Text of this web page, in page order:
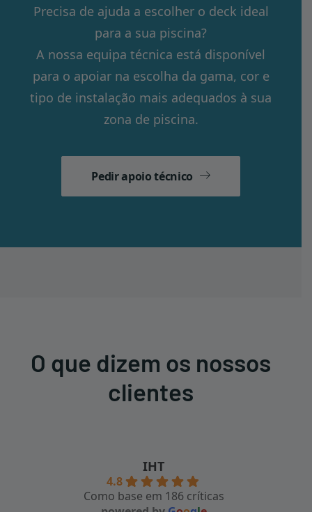
Precisa de ajuda a escolher o deck ideal
para a sua piscina?
A nossa equipa técnica está disponível
para o apoiar na escolha da gama, cor e
tipo de instalação mais adequados à sua
zona de piscina.
Pedir apoio técnico
O que dizem os nossos
clientes
IHT
4.8
Como base em 186 críticas